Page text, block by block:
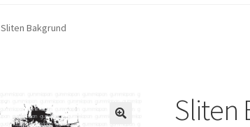
Sliten Bakgrund
Sliten